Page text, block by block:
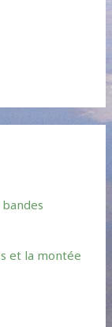
et la montée